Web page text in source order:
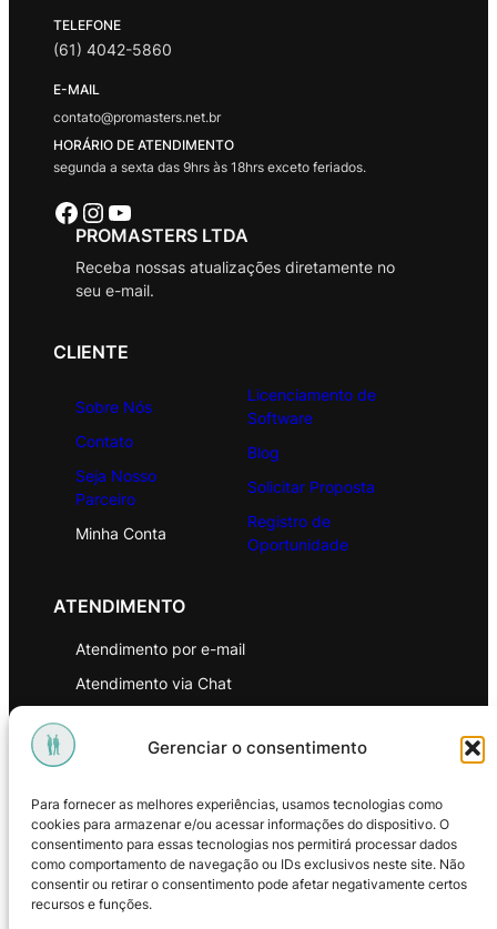
Gerenciar o consentimento
Para fornecer as melhores experiências, usamos tecnologias como
cookies para armazenar e/ou acessar informações do dispositivo. O
consentimento para essas tecnologias nos permitirá processar dados
como comportamento de navegação ou IDs exclusivos neste site. Não
consentir ou retirar o consentimento pode afetar negativamente certos
recursos e funções.
TELEFONE
(61) 4042-5860
E-MAIL
contato@promasters.net.br
HORÁRIO DE ATENDIMENTO
segunda a sexta das 9hrs às 18hrs exceto feriados.
Facebook Instagram Youtube
PROMASTERS LTDA
Receba nossas atualizações diretamente no
seu e-mail.
CLIENTE
Sobre Nós
Contato
Seja Nosso
Parceiro
Minha Conta
Licenciamento de
Software
Blog
Solicitar Proposta
Registro de
Oportunidade
ATENDIMENTO
Atendimento por e-mail
Atendimento via Chat
Política de Privacidade
Política de Troca e Devoluções
Política de Reembolso